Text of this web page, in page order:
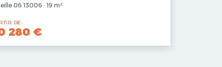
06 13006 · 19 m²
DE
280 €